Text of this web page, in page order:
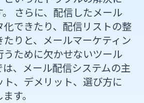
さらに、配信したメール
化できたり、配信リストの整
りと、メールマーケティン
うために欠かせないツール
、メール配信システムの主
ト、デメリット、選び方に
す。